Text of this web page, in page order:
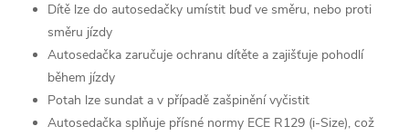
Dítě lze do autosedačky umístit buď ve směru, nebo proti
směru jízdy
Autosedačka zaručuje ochranu dítěte a zajišťuje pohodlí
během jízdy
Potah lze sundat a v případě zašpinění vyčistit
Autosedačka splňuje přísné normy ECE R129 (i-Size), což